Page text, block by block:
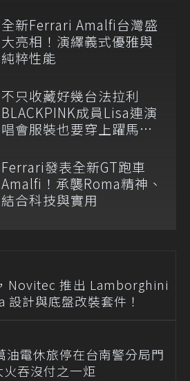
全新Ferrari Amalfi台灣盛
大亮相！演繹義式優雅與
純粹性能
不只收藏好幾台法拉利
BLACKPINK成員Lisa連演
唱會服裝也要穿上躍馬訂
Ferrari發表全新GT跑車
Amalfi！承襲Roma精神、
結合科技與實用
Novitec 推出 Lamborghini
計與底盤改裝套件！
油電休旅停在台南警分局門
吞沒付之一炬